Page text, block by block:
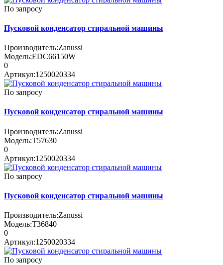
По запросу
Пусковой конденсатор стиральной машины
Производитель:Zanussi
Модель:EDC66150W
0
Артикул:1250020334
По запросу
Пусковой конденсатор стиральной машины
Производитель:Zanussi
Модель:T57630
0
Артикул:1250020334
По запросу
Пусковой конденсатор стиральной машины
Производитель:Zanussi
Модель:T36840
0
Артикул:1250020334
По запросу